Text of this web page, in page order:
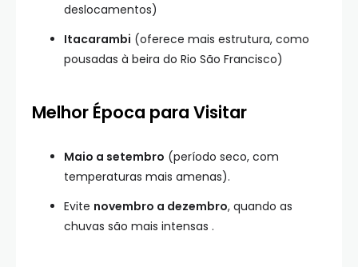
deslocamentos)
Itacarambi (oferece mais estrutura, como
pousadas à beira do Rio São Francisco)
Melhor Época para Visitar
Maio a setembro (período seco, com
temperaturas mais amenas).
Evite novembro a dezembro, quando as
chuvas são mais intensas .